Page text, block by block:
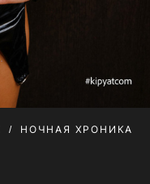
НОЧНАЯ ХРОНИКА